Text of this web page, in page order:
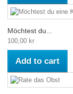
Möchtest du...
100,00 kr
Add to cart